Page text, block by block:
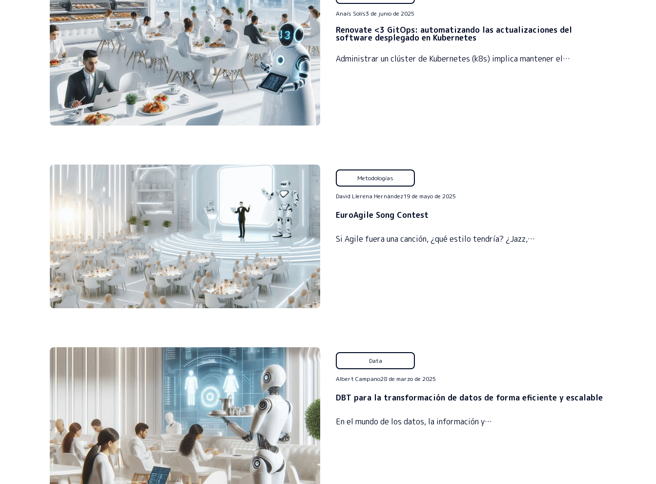
Anaís Solís3 de junio de 2025
Renovate <3 GitOps: automatizando las actualizaciones del
software desplegado en Kubernetes
Administrar un clúster de Kubernetes (k8s) implica mantener el…
Metodologías
David Llerena Hernández19 de mayo de 2025
EuroAgile Song Contest
Si Agile fuera una canción, ¿qué estilo tendría? ¿Jazz,…
Data
Albert Campano28 de marzo de 2025
DBT para la transformación de datos de forma eficiente y escalable
En el mundo de los datos, la información y…